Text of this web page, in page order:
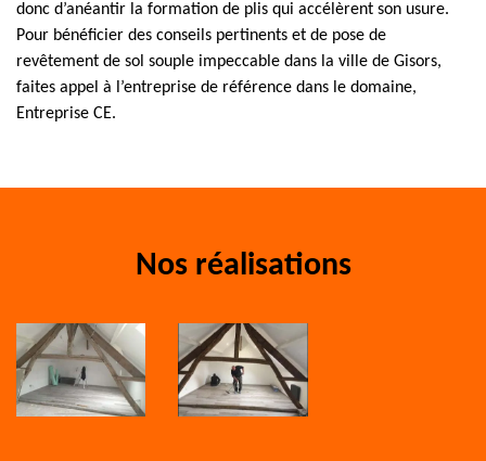
donc d’anéantir la formation de plis qui accélèrent son usure.
Pour bénéficier des conseils pertinents et de pose de
revêtement de sol souple impeccable dans la ville de Gisors,
faites appel à l’entreprise de référence dans le domaine,
Entreprise CE.
Nos réalisations